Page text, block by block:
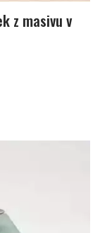
z masivu v